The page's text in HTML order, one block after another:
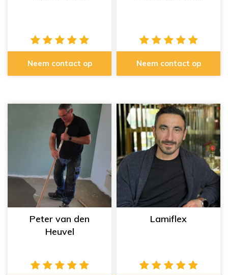
Neem contact op Neem contact op
Peter van den
Heuvel
Lamiflex